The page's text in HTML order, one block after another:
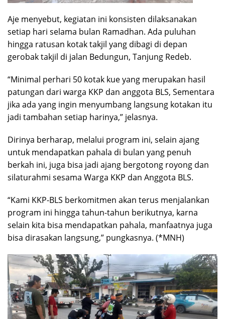
Aje menyebut, kegiatan ini konsisten dilaksanakan
setiap hari selama bulan Ramadhan. Ada puluhan
hingga ratusan kotak takjil yang dibagi di depan
gerobak takjil di jalan Bedungun, Tanjung Redeb.
“Minimal perhari 50 kotak kue yang merupakan hasil
patungan dari warga KKP dan anggota BLS, Sementara
jika ada yang ingin menyumbang langsung kotakan itu
jadi tambahan setiap harinya,” jelasnya.
Dirinya berharap, melalui program ini, selain ajang
untuk mendapatkan pahala di bulan yang penuh
berkah ini, juga bisa jadi ajang bergotong royong dan
silaturahmi sesama Warga KKP dan Anggota BLS.
“Kami KKP-BLS berkomitmen akan terus menjalankan
program ini hingga tahun-tahun berikutnya, karna
selain kita bisa mendapatkan pahala, manfaatnya juga
bisa dirasakan langsung,” pungkasnya. (*MNH)